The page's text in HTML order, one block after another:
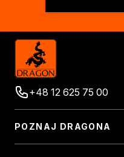
+48 12 625 75 00
POZNAJ DRAGONA